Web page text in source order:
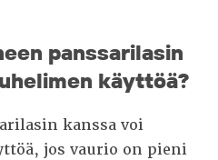
panssarilasin
käyttöä?
kanssa voi
jos vaurio on pieni